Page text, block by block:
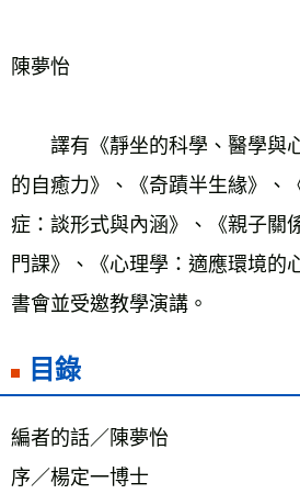
陳夢怡
譯有《靜坐的科學、醫學與
的自癒力》、《奇蹟半生緣》、
症：談形式與內涵》、《親子關
門課》、《心理學：適應環境的
書會並受邀教學演講。
目錄
編者的話／陳夢怡
序／楊定一博士